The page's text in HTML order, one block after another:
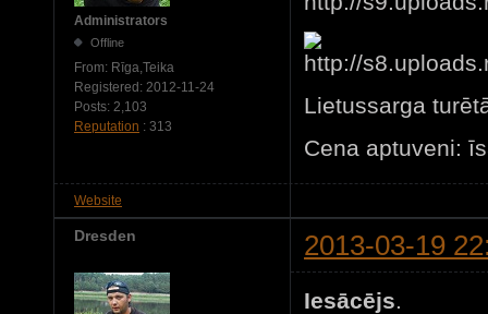
Administrators
Offline
From: Rīga,Teika
Registered: 2012-11-24
Posts: 2,103
Reputation : 313
Lietussarga
Cena aptuveni:
Website
Dresden 2013-03-19
Iesācējs